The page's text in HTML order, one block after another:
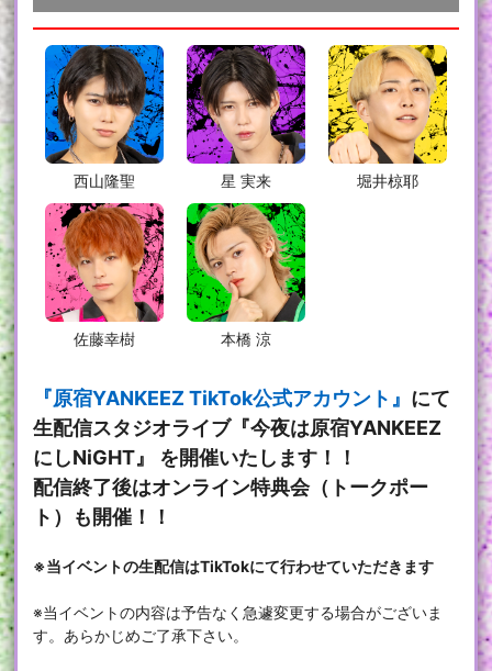
西山隆聖 星 実来 堀井椋耶
佐藤幸樹 本橋 涼
『原宿YANKEEZ TikTok公式アカウント』 にて
生配信スタジオライブ『今夜は原宿YANKEEZ
にしNiGHT』 を開催いたします！！
配信終了後はオンライン特典会（トークポー
ト）も開催！！
※当イベントの生配信はTikTokにて行わせていただきます
※当イベントの内容は予告なく急遽変更する場合がございま
す。あらかじめご了承下さい。